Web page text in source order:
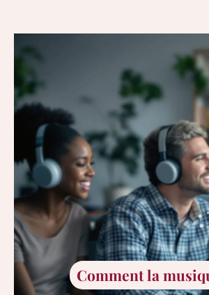
Comment la